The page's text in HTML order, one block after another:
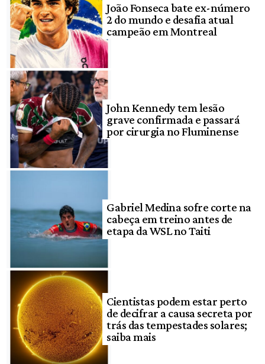
João Fonseca bate ex-número
2 do mundo e desafia atual
campeão em Montreal
John Kennedy tem lesão
grave confirmada e passará
por cirurgia no Fluminense
Gabriel Medina sofre corte na
cabeça em treino antes de
etapa da WSL no Taiti
Cientistas podem estar perto
de decifrar a causa secreta por
trás das tempestades solares;
saiba mais